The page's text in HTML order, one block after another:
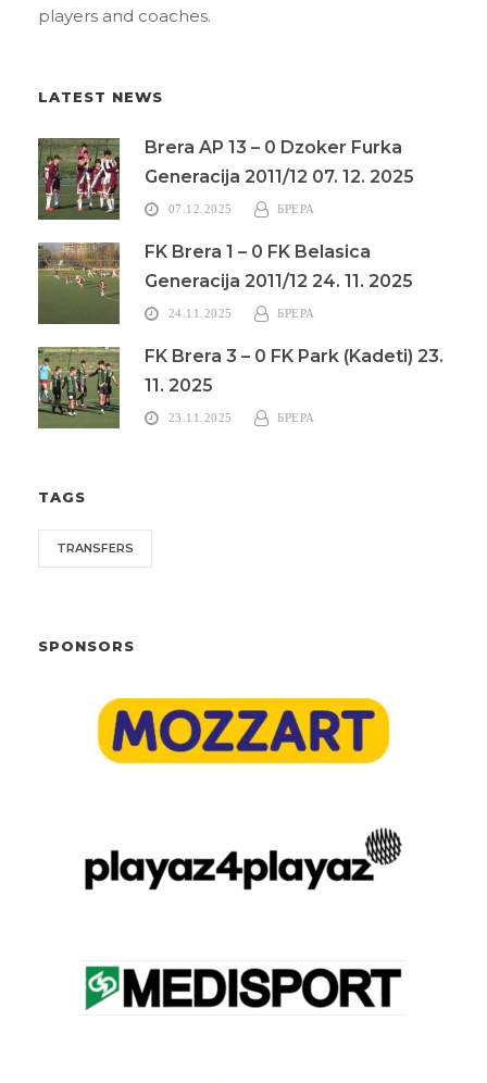
players and coaches.
LATEST NEWS
Brera AP 13 – 0 Dzoker Furka
Generacija 2011/12 07. 12. 2025
07.12.2025 БРЕРА
FK Brera 1 – 0 FK Belasica
Generacija 2011/12 24. 11. 2025
24.11.2025 БРЕРА
FK Brera 3 – 0 FK Park (Kadeti) 23.
11. 2025
23.11.2025 БРЕРА
TAGS
TRANSFERS
SPONSORS